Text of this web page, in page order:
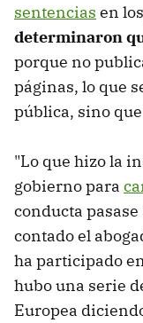
sentencias en
determinaron
porque no
páginas, lo que
pública, sino
"Lo que hizo la
gobierno para
conducta
contado el
ha participado
hubo una serie
Europea